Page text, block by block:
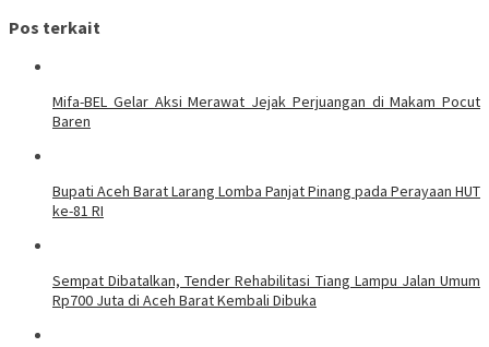
Pos terkait
Mifa-BEL Gelar Aksi Merawat Jejak Perjuangan di Makam Pocut
Baren
Bupati Aceh Barat Larang Lomba Panjat Pinang pada Perayaan HUT
ke-81 RI
Sempat Dibatalkan, Tender Rehabilitasi Tiang Lampu Jalan Umum
Rp700 Juta di Aceh Barat Kembali Dibuka